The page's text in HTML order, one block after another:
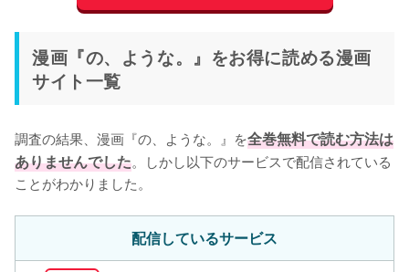
漫画『の、ような。』をお得に読める漫画
サイト一覧
調査の結果、漫画『の、ような。』を全巻無料で読む方法は
ありませんでした。しかし以下のサービスで配信されている
ことがわかりました。
配信しているサービス